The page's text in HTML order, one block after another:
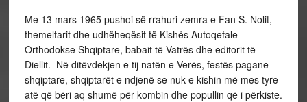
Me 13 mars 1965 pushoi së rrahuri zemra e Fan S. Nolit,
themeltarit dhe udhëheqësit të Kishës Autoqefale
Orthodokse Shqiptare, babait të Vatrës dhe editorit të
Diellit. Në ditëvdekjen e tij natën e Verës, festës pagane
shqiptare, shqiptarët e ndjenë se nuk e kishin më mes tyre
atë që bëri aq shumë për kombin dhe popullin që i përkiste.